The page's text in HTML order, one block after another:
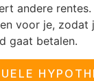
andere
voor je, zodat
gaat betalen.